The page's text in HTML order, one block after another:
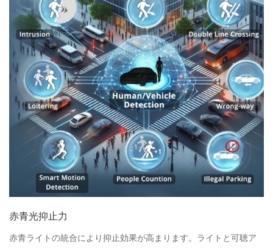
赤青光抑止力
赤青ライトの統合により抑止効果が高まります。ライトと可聴ア